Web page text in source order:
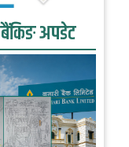
बैंकिङ अपडेट